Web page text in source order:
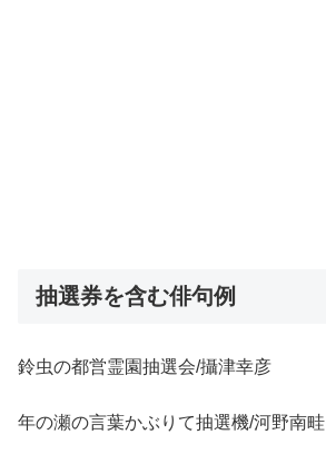
抽選券を含む俳句例
鈴虫の都営霊園抽選会/攝津幸彦
年の瀬の言葉かぶりて抽選機/河野南畦